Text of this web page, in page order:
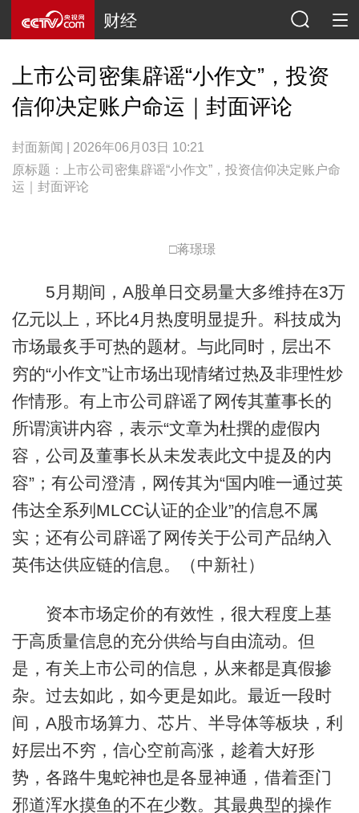
财经
上市公司密集辟谣“小作文”，投资
信仰决定账户命运｜封面评论
封面新闻 | 2026年06月03日 10:21
原标题：上市公司密集辟谣“小作文”，投资信仰决定账户命
运｜封面评论
□蒋璟璟
5月期间，A股单日交易量大多维持在3万
亿元以上，环比4月热度明显提升。科技成为
市场最炙手可热的题材。与此同时，层出不
穷的“小作文”让市场出现情绪过热及非理性炒
作情形。有上市公司辟谣了网传其董事长的
所谓演讲内容，表示“文章为杜撰的虚假内
容，公司及董事长从未发表此文中提及的内
容”；有公司澄清，网传其为“国内唯一通过英
伟达全系列MLCC认证的企业”的信息不属
实；还有公司辟谣了网传关于公司产品纳入
英伟达供应链的信息。（中新社）
资本市场定价的有效性，很大程度上基
于高质量信息的充分供给与自由流动。但
是，有关上市公司的信息，从来都是真假掺
杂。过去如此，如今更是如此。最近一段时
间，A股市场算力、芯片、半导体等板块，利
好层出不穷，信心空前高涨，趁着大好形
势，各路牛鬼蛇神也是各显神通，借着歪门
邪道浑水摸鱼的不在少数。其最典型的操作